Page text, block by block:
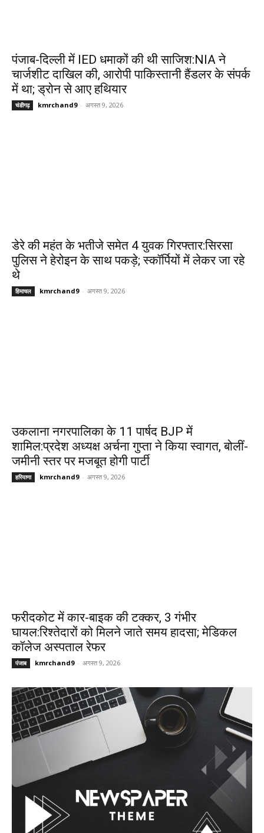
पंजाब-दिल्ली में IED धमाकों की थी साजिश:NIA ने
चार्जशीट दाखिल की, आरोपी पाकिस्तानी हैंडलर के संपर्क
में था; ड्रोन से आए हथियार
चंडीगढ़ kmrchand9 - अगस्त 9, 2026
डेरे की महंत के भतीजे समेत 4 युवक गिरफ्तार:सिरसा
पुलिस ने हेरोइन के साथ पकड़े; स्कॉर्पियों में लेकर जा रहे
थे
हिमाचल kmrchand9 - अगस्त 9, 2026
उकलाना नगरपालिका के 11 पार्षद BJP में
शामिल:प्रदेश अध्यक्ष अर्चना गुप्ता ने किया स्वागत, बोलीं-
जमीनी स्तर पर मजबूत होगी पार्टी
हरियाणा kmrchand9 - अगस्त 9, 2026
फरीदकोट में कार-बाइक की टक्कर, 3 गंभीर
घायल:रिश्तेदारों को मिलने जाते समय हादसा; मेडिकल
कॉलेज अस्पताल रेफर
पंजाब kmrchand9 - अगस्त 9, 2026